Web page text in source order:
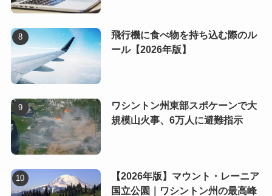
飛行機に食べ物を持ち込む際のル
ール【2026年版】
ワシントン州東部スポケーンで大
規模山火事、6万人に避難指示
【2026年版】マウント・レーニア
国立公園｜ワシントン州の最高峰